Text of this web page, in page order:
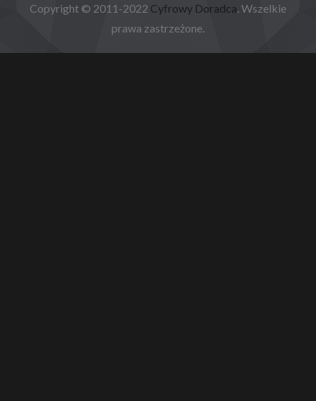
Copyright © 2011-2022 Cyfrowy Doradca . Wszelkie
prawa zastrzeżone.